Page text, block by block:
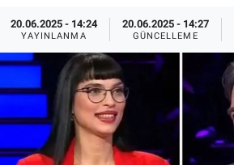
20.06.2025 - 14:24
YAYINLANMA
20.06.2025 - 14:27
GÜNCELLEME
Eğitim
Eğlence
Ekonomi